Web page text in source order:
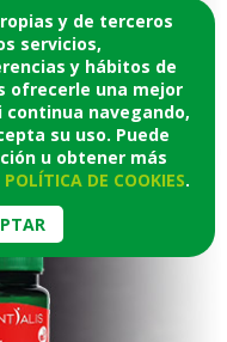
y de terceros
servicios,
y hábitos de
ofrecerle una mejor
continua navegando,
su uso. Puede
u obtener más
POLÍTICA DE COOKIES.